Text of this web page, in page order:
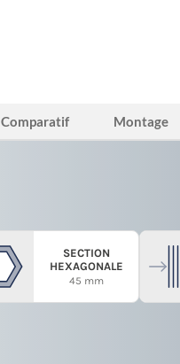
Comparatif Montage
SECTION
HEXAGONALE
45 mm